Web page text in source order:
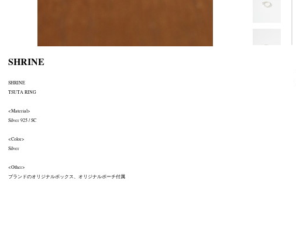
SHRINE
SHRINE
TSUTA RING
<Material>
Silver 925 / SC
<Color>
Silver
<Other>
ブランドのオリジナルボックス、オリジナルポーチ付属